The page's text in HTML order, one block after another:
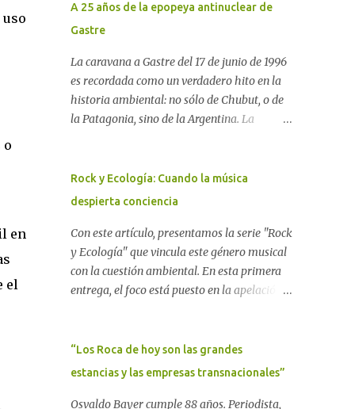
o
en
el
A 25 años de la epopeya antinuclear de
Gastre
La caravana a Gastre del 17 de junio de 1996
es recordada como un verdadero hito en la
historia ambiental: no sólo de Chubut, o de
la Patagonia, sino de la Argentina. La
para construir un basurero de residuos
nucleares en Gastre (centro-norte de
avanzó un proyecto legislativo nacional al
respecto. En este artículo, la investigadora
Ayelen Dichdji reconstruye la historia del
Movimiento Antinuclear de Chubut (MACH)
territorial frente a las imposiciones de la
tecnocracia nuclear globalizada. Dossier N°
Fukushima" CRÓNICA Por Ayelen Dichdji*
Rock y Ecología: Cuando la música
despierta conciencia
Con este artículo, presentamos la serie "Rock
y Ecología" que vincula este género musical
con la cuestión ambiental. En esta primera
entrega, el foco está puesto en la apelación
Desde el legendario El Oso hasta las
recientes apariciones de la Pachama Mama
Carolina Aponte La Madre Tierra se escucha
“Los Roca de hoy son las grandes
estancias y las empresas transnacionales”
Osvaldo Bayer cumple 88 años. Periodista,